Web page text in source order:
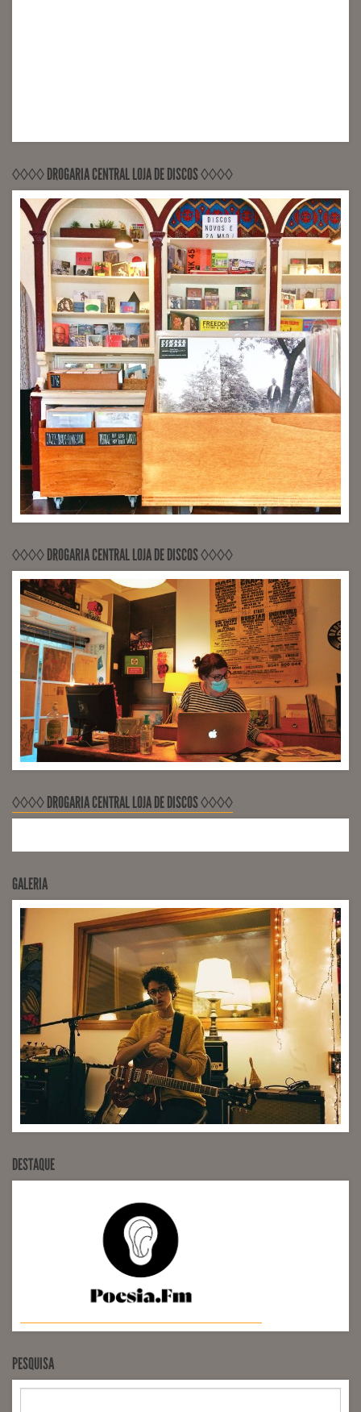
◊◊◊◊ DROGARIA CENTRAL LOJA DE DISCOS ◊◊◊◊
◊◊◊◊ DROGARIA CENTRAL LOJA DE DISCOS ◊◊◊◊
◊◊◊◊ DROGARIA CENTRAL LOJA DE DISCOS ◊◊◊◊
GALERIA
DESTAQUE
PESQUISA